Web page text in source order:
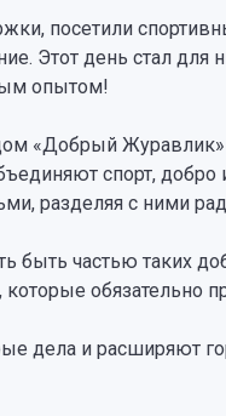
посетили
Этот день стал для
опытом!
«Добрый
спорт, добро
разделяя с ними
быть частью таких
обязательно
дела и расширяют